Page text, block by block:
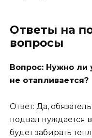
Ответы на
вопросы
Вопрос: Нужно ли
не отапливается?
Ответ: Да,
подвал нуждается
будет забирать